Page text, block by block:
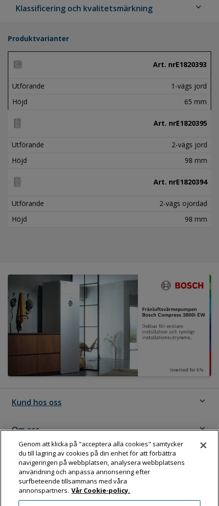
Klassificering och kvalitetsmärkning expand_more
Produktvarianter
Art. nrE1820393
Utförande
1-vägs jord
Höjd
65 mm
Art. nrE1820395
Utförande
2-vägs jord
Höjd
98 mm
Art. nrE1820394
Utförande
2-vägs ojordad
Höjd
98 mm
Kund hos oss expand_more
Om oss expand_more
Följ Dahl
Genom att klicka på "acceptera alla cookies" samtycker
du till lagring av cookies på din enhet för att förbättra
navigeringen på webbplatsen, analysera webbplatsens
användning och anpassa annonsering efter
surfbeteende tillsammans med våra
annonspartners. Vår Cookie-policy.